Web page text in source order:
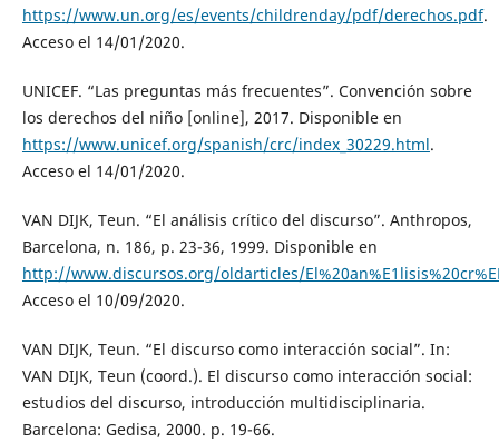
https://www.un.org/es/events/childrenday/pdf/derechos.pdf.
Acceso el 14/01/2020.
UNICEF. “Las preguntas más frecuentes”. Convención sobre
los derechos del niño [online], 2017. Disponible en
https://www.unicef.org/spanish/crc/index_30229.html.
Acceso el 14/01/2020.
VAN DIJK, Teun. “El análisis crítico del discurso”. Anthropos,
Barcelona, n. 186, p. 23-36, 1999. Disponible en
http://www.discursos.org/oldarticles/
Acceso el 10/09/2020.
VAN DIJK, Teun. “El discurso como interacción social”. In:
VAN DIJK, Teun (coord.). El discurso como interacción social:
estudios del discurso, introducción multidisciplinaria.
Barcelona: Gedisa, 2000. p. 19-66.